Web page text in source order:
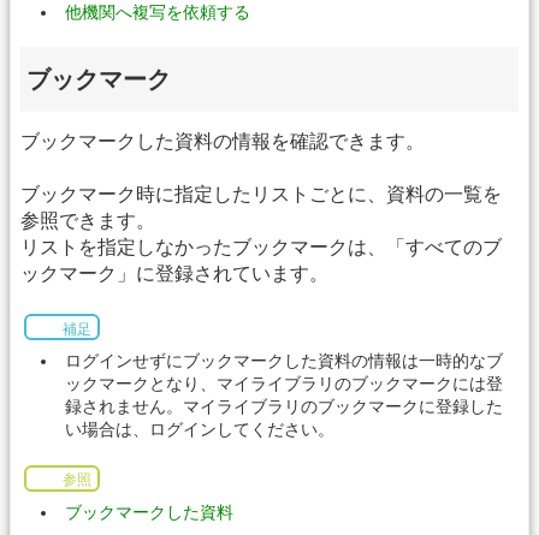
他機関へ複写を依頼する
ブックマーク
ブックマークした資料の情報を確認できます。
ブックマーク時に指定したリストごとに、資料の一覧を
参照できます。
リストを指定しなかったブックマークは、「すべてのブ
ックマーク」に登録されています。
補足
ログインせずにブックマークした資料の情報は一時的なブ
ックマークとなり、マイライブラリのブックマークには登
録されません。マイライブラリのブックマークに登録した
い場合は、ログインしてください。
参照
ブックマークした資料